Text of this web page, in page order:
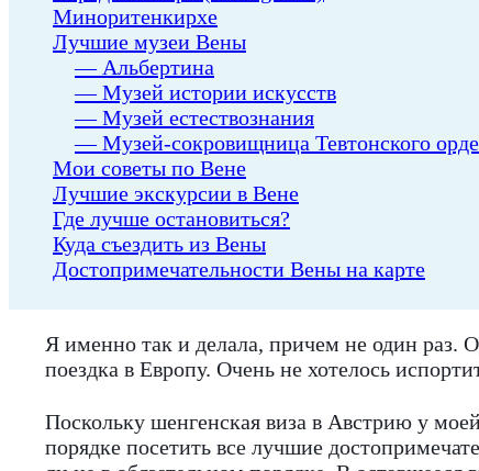
Миноритенкирхе
Лучшие музеи Вены
— Альбертина
— Музей истории искусств
— Музей естествознания
— Музей-сокровищница Тевтонского
Мои советы по Вене
Лучшие экскурсии в Вене
Где лучше остановиться?
Куда съездить из Вены
Достопримечательности Вены на карте
Я именно так и делала, причем не один раз.
поездка в Европу. Очень не хотелось
Поскольку шенгенская виза в Австрию у
порядке посетить все лучшие